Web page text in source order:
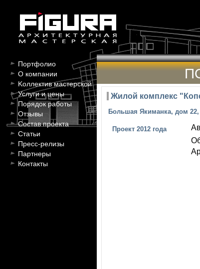
Портфолио
О компании
Kоллектив мастерской
Услуги и цены
Порядок работы
Отзывы
Состав проекта
Статьи
Пресс-релизы
Партнеры
Контакты
Жилой комплекс
Большая Якиманка, дом 22,
Проект 2012 года